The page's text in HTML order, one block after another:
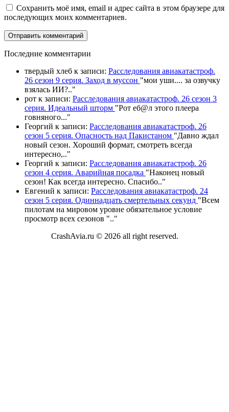
Сохранить моё имя, email и адрес сайта в этом браузере для
последующих моих комментариев.
Последние комментарии
твердый хлеб к записи: Расследования авиакатастроф.
26 сезон 9 серия. Заход в муссон "мои уши.... за озвучку
взялась ИИ?.."
рот к записи: Расследования авиакатастроф. 26 сезон 3
серия. Идеальный шторм "Рот еб@л этого плеера
говняного..."
Георгий к записи: Расследования авиакатастроф. 26
сезон 5 серия. Опасность над Пакистаном "Давно ждал
новый сезон. Хороший формат, смотреть всегда
интересно,.."
Георгий к записи: Расследования авиакатастроф. 26
сезон 4 серия. Аварийная посадка "Наконец новый
сезон! Как всегда интересно. Спасибо.."
Евгений к записи: Расследования авиакатастроф. 24
сезон 5 серия. Одиннадцать смертельных секунд "Всем
пилотам на мировом уровне обязательное условие
просмотр всех сезонов ".."
CrashAvia.ru © 2026 all right reserved.